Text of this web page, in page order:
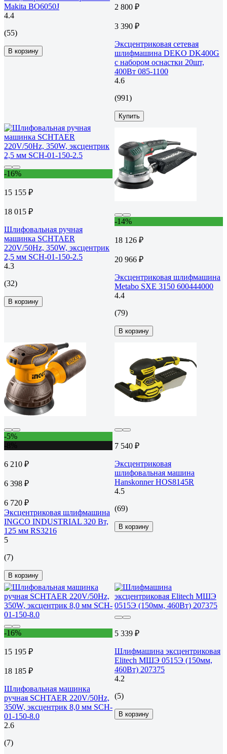
Makita BO6050J
4.4
(55)
В корзину
2 800 ₽
3 390 ₽
Эксцентриковая сетевая
шлифмашина DEKO DK400G
с набором оснастки 20шт,
400Вт 085-1100
4.6
(991)
Купить
-16%
15 155 ₽
18 015 ₽
Шлифовальная ручная
машинка SCHTAER
220V/50Hz, 350W, эксцентрик
2,5 мм SCH-01-150-2.5
4.3
(32)
В корзину
-14%
18 126 ₽
20 966 ₽
Эксцентриковая шлифмашина
Metabo SXE 3150 600444000
4.4
(79)
В корзину
-5%
6 210 ₽
6 398 ₽
6 720 ₽
Эксцентриковая шлифмашина
INGCO INDUSTRIAL 320 Вт,
125 мм RS3216
5
(7)
В корзину
7 540 ₽
Эксцентриковая
шлифовальная машина
Hanskonner HOS8145R
4.5
(69)
В корзину
-16%
15 195 ₽
18 185 ₽
Шлифовальная машинка
ручная SCHTAER 220V/50Hz,
350W, эксцентрик 8,0 мм SCH-
01-150-8.0
2.6
(7)
5 339 ₽
Шлифмашина эксцентриковая
Elitech МШЭ 0515Э (150мм,
460Вт) 207375
4.2
(5)
В корзину